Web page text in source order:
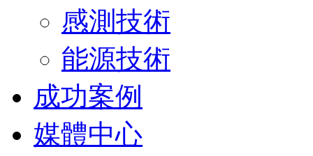
感測技術
能源技術
成功案例
媒體中心